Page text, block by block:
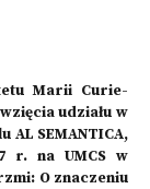
Marii Curie-
udziału w
SEMANTICA,
r. na UMCS w
O znaczeniu